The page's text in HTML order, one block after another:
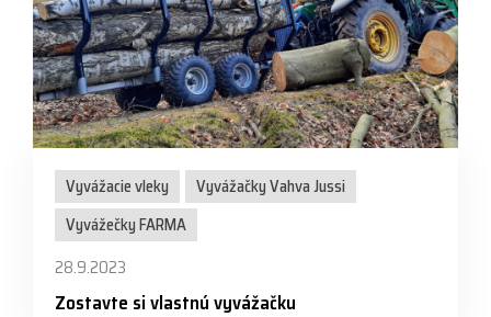
Vyvážacie vleky
Vyvážačky Vahva Jussi
Vyvážečky FARMA
28.9.2023
Zostavte si vlastnú vyvážačku